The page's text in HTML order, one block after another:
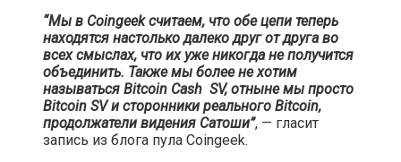
“Мы в Coingeek считаем, что обе цепи теперь
находятся настолько далеко друг от друга во
всех смыслах, что их уже никогда не получится
объединить. Также мы более не хотим
называться Bitcoin Cash SV, отныне мы просто
Bitcoin SV и сторонники реального Bitcoin,
продолжатели видения Сатоши”, — гласит
запись из блога пула Coingeek.